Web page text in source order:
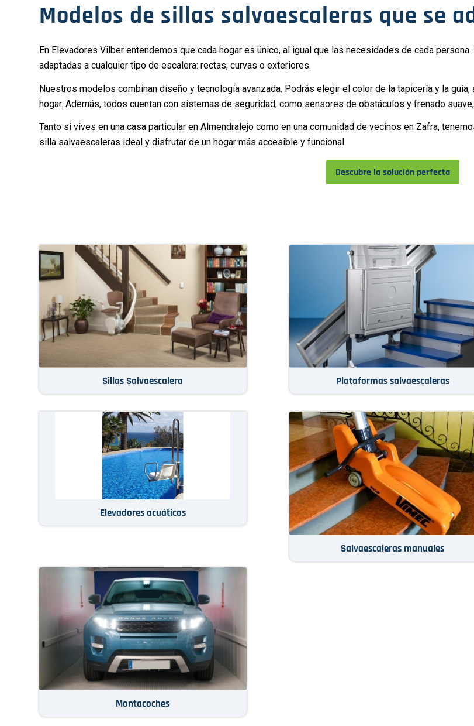
Modelos de sillas salvaescaleras que se
En Elevadores Vilber entendemos que cada hogar es único, al igual que las necesidades de cada
adaptadas a cualquier tipo de escalera: rectas, curvas o exteriores.
Nuestros modelos combinan diseño y tecnología avanzada. Podrás elegir el color de la tapicería y la
hogar. Además, todos cuentan con sistemas de seguridad, como sensores de obstáculos y frenado
Tanto si vives en una casa particular en Almendralejo como en una comunidad de vecinos en Zafra,
silla salvaescaleras ideal y disfrutar de un hogar más accesible y funcional.
Descubre la solución perfecta
Sillas Salvaescalera Plataformas salvaescaleras
Elevadores acuáticos
Salvaescaleras manuales
Montacoches